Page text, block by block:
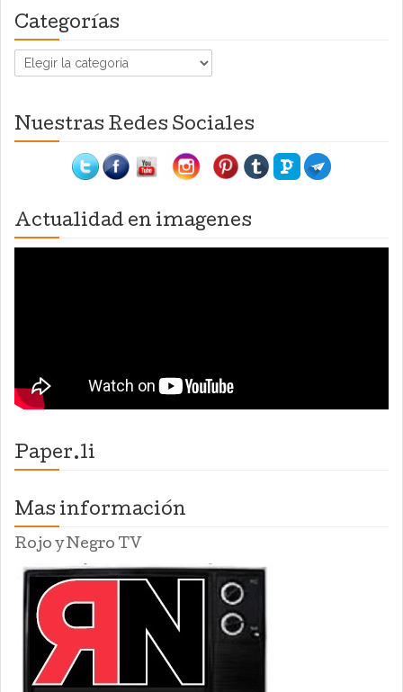
Categorías
Categorías
Nuestras Redes Sociales
Actualidad en imagenes
Paper.li
Mas información
Rojo y Negro TV